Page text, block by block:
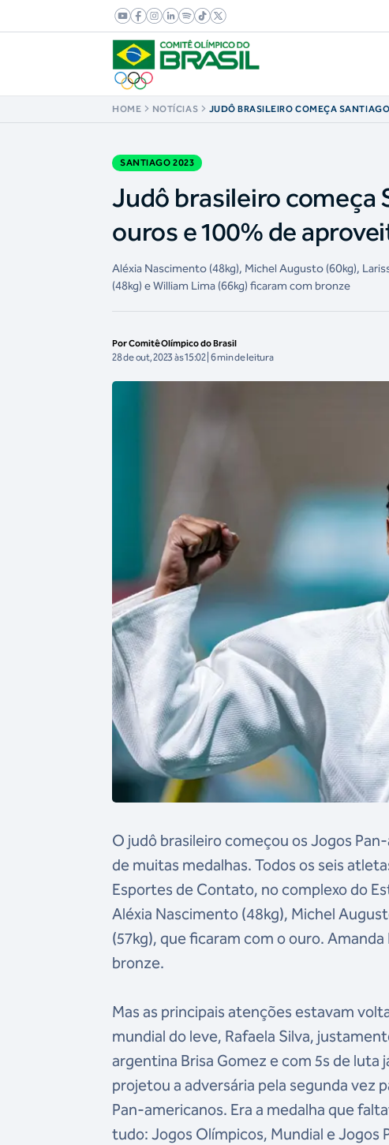
HOME NOTÍCIAS
JUDÔ BRASILEIRO COMEÇA
SANTIAGO 2023
Judô brasileiro começa
ouros e 100% de
Aléxia Nascimento (48kg), Michel Augusto (60kg),
(48kg) e William Lima (66kg) ficaram com bronze
Por Comitê Olímpico do Brasil
28 de out, 2023 às 15:02 | 6 min de leitura
O judô brasileiro começou os Jogos
de muitas medalhas. Todos os seis
Esportes de Contato, no complexo do
Aléxia Nascimento (48kg), Michel
(57kg), que ficaram com o ouro.
bronze.
Mas as principais atenções estavam
mundial do leve, Rafaela Silva,
argentina Brisa Gomez e com 5s de luta
projetou a adversária pela segunda vez
Pan-americanos. Era a medalha que
tudo: Jogos Olímpicos, Mundial e Jogos